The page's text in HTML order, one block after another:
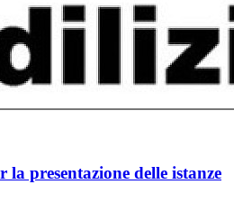
presentazione delle istanze